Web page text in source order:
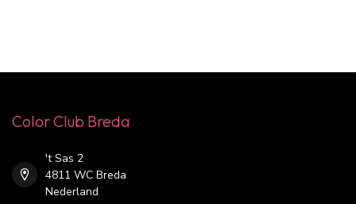
Color Club Breda
't Sas 2
4811 WC Breda
Nederland